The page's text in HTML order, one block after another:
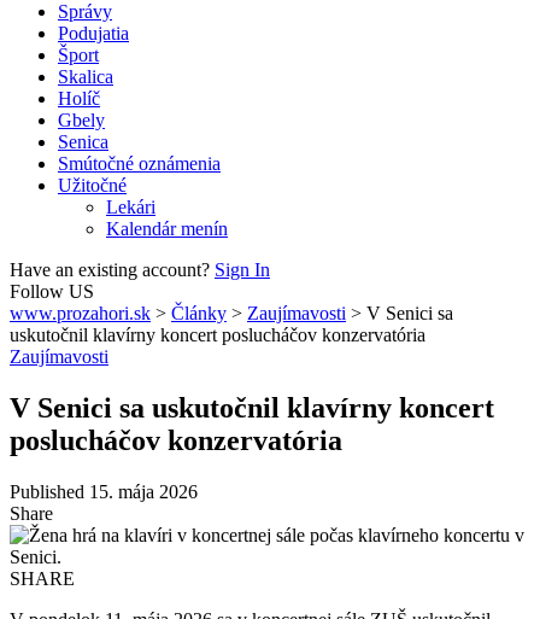
Správy
Podujatia
Šport
Skalica
Holíč
Gbely
Senica
Smútočné oznámenia
Užitočné
Lekári
Kalendár menín
Have an existing account? Sign In
Follow US
www.prozahori.sk > Články > Zaujímavosti > V Senici sa
uskutočnil klavírny koncert poslucháčov konzervatória
Zaujímavosti
V Senici sa uskutočnil klavírny koncert
poslucháčov konzervatória
Published 15. mája 2026
Share
SHARE